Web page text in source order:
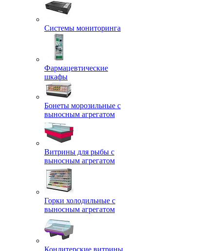
Системы мониторинга
Фармацевтические
шкафы
Бонеты морозильные с
выносным агрегатом
Витрины для рыбы с
выносным агрегатом
Горки холодильные с
выносным агрегатом
Кондитерские витрины